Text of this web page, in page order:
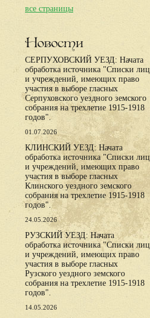
все страницы
Новости
СЕРПУХОВСКИЙ УЕЗД: Начата
обработка источника "Списки лиц
и учреждений, имеющих право
участия в выборе гласных
Серпуховского уездного земского
собрания на трехлетие 1915-1918
годов".
01.07.2026
КЛИНСКИЙ УЕЗД: Начата
обработка источника "Списки лиц
и учреждений, имеющих право
участия в выборе гласных
Клинского уездного земского
собрания на трехлетие 1915-1918
годов".
24.05.2026
РУЗСКИЙ УЕЗД: Начата
обработка источника "Списки лиц
и учреждений, имеющих право
участия в выборе гласных
Рузского уездного земского
собрания на трехлетие 1915-1918
годов".
14.05.2026